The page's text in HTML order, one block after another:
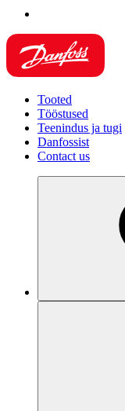
Tooted
Tööstused
Teenindus ja tugi
Danfossist
Contact us